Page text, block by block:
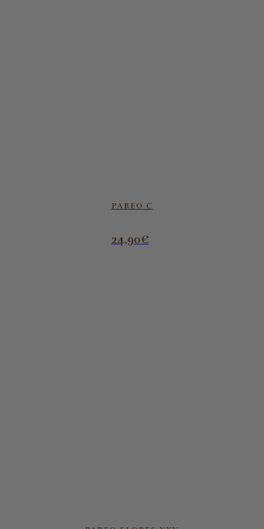
PAREO C
24,90€